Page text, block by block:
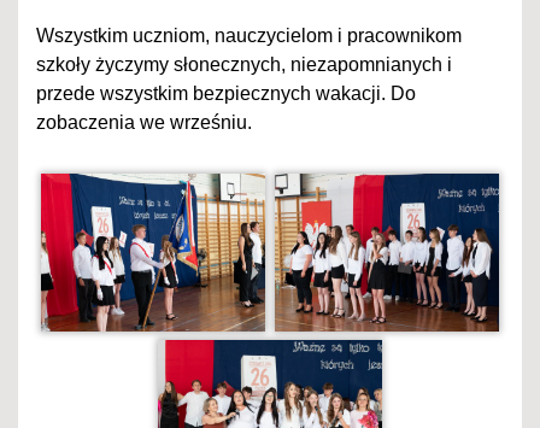
Wszystkim uczniom, nauczycielom i pracownikom
szkoły życzymy słonecznych, niezapomnianych i
przede wszystkim bezpiecznych wakacji. Do
zobaczenia we wrześniu.